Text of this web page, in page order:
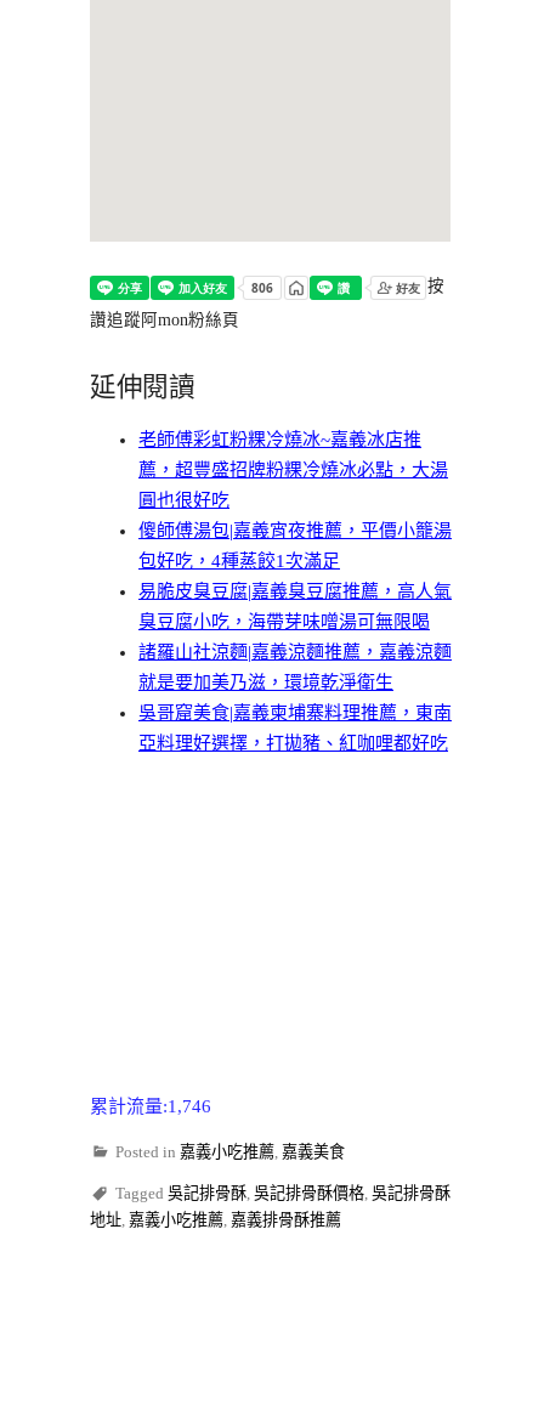
按
讚追蹤阿mon粉絲頁
延伸閱讀
老師傅彩虹粉粿冷燒冰~嘉義冰店推
薦，超豐盛招牌粉粿冷燒冰必點，大湯
圓也很好吃
傻師傅湯包|嘉義宵夜推薦，平價小籠湯
包好吃，4種蒸餃1次滿足
易脆皮臭豆腐|嘉義臭豆腐推薦，高人氣
臭豆腐小吃，海帶芽味噌湯可無限喝
諸羅山社涼麵|嘉義涼麵推薦，嘉義涼麵
就是要加美乃滋，環境乾淨衛生
吳哥窟美食|嘉義柬埔寨料理推薦，東南
亞料理好選擇，打拋豬、紅咖哩都好吃
累計流量:1,746
Posted in 嘉義小吃推薦 嘉義美食
Tagged 吳記排骨酥 吳記排骨酥價格 吳記排骨酥
地址 嘉義小吃推薦 嘉義排骨酥推薦